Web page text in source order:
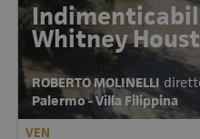
Whitney
ROBERTO MOLINELLI
Palermo - Villa Filippina
VEN